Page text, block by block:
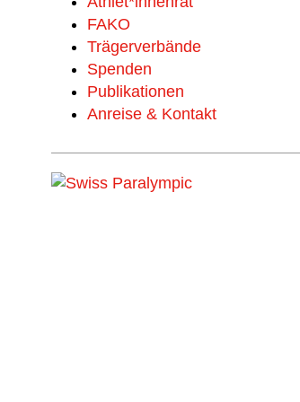
FAKO
Trägerverbände
Spenden
Publikationen
Anreise & Kontakt